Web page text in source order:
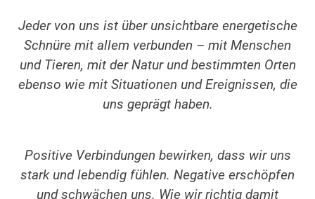
Jeder von uns ist über unsichtbare energetische
Schnüre mit allem verbunden – mit Menschen
und Tieren, mit der Natur und bestimmten Orten
ebenso wie mit Situationen und Ereignissen, die
uns geprägt haben.
Positive Verbindungen bewirken, dass wir uns
stark und lebendig fühlen. Negative erschöpfen
und schwächen uns. Wie wir richtig damit